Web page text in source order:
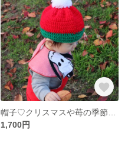
1,700円